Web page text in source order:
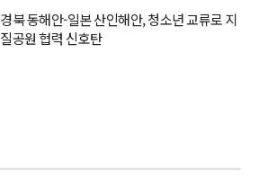
경북 동해안-일본 산인해안, 청소년 교류로 지
질공원 협력 신호탄